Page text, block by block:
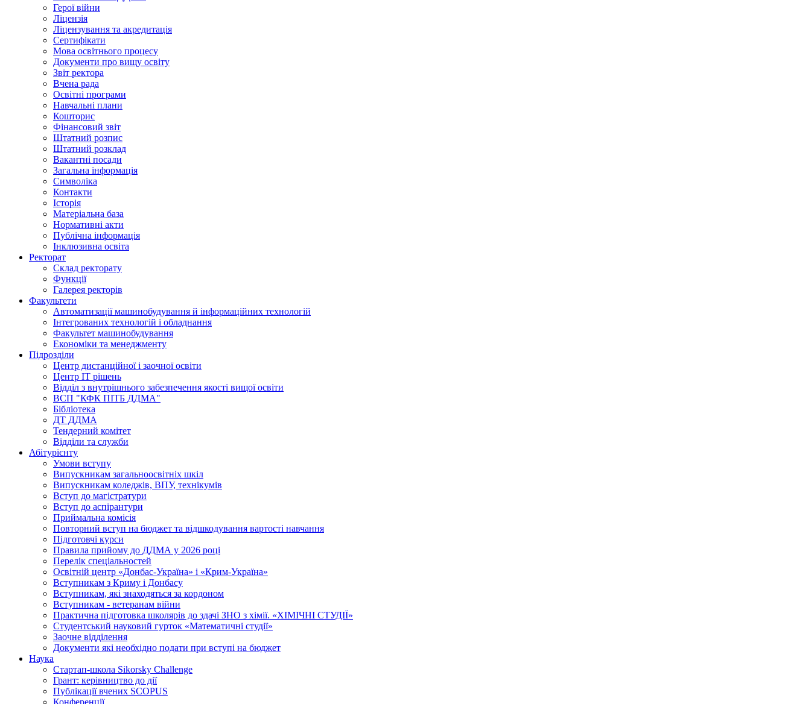
Герої війни
Ліцензія
Ліцензування та акредитація
Сертифікати
Мова освітнього процесу
Документи про вищу освіту
Звіт ректора
Вчена рада
Освітні програми
Навчальні плани
Кошторис
Фінансовий звіт
Штатний розпис
Штатний розклад
Вакантні посади
Загальна інформація
Символіка
Контакти
Історія
Матеріальна база
Нормативні акти
Публічна інформація
Інклюзивна освіта
Ректорат
Склад ректорату
Функції
Галерея ректорів
Факультети
Автоматизації машинобудування й інформаційних технологій
Інтегрованих технологій і обладнання
Факультет машинобудування
Економіки та менеджменту
Підрозділи
Центр дистанційної і заочної освіти
Центр ІТ рішень
Відділ з внутрішнього забезпечення якості вищої освіти
ВСП "КФК ПІТБ ДДМА"
Бібліотека
ДТ ДДМА
Тендерний комітет
Відділи та служби
Абітурієнту
Умови вступу
Випускникам загальноосвітніх шкіл
Випускникам коледжів, ВПУ, технікумів
Вступ до магістратури
Вступ до аспірантури
Приймальна комісія
Повторний вступ на бюджет та відшкодування вартості навчання
Підготовчі курси
Правила прийому до ДДМА у 2026 році
Перелік спеціальностей
Освітній центр «Донбас-Україна» і «Крим-Україна»
Вступникам з Криму і Донбасу
Вступникам, які знаходяться за кордоном
Вступникам - ветеранам війни
Практична підготовка школярів до здачі ЗНО з хімії. «ХІМІЧНІ СТУДІЇ»
Студентський науковий гурток «Математичні студії»
Заочне відділення
Документи які необхідно подати при вступі на бюджет
Наука
Стартап-школа Sikorsky Challenge
Грант: керівництво до дії
Публікації вчених SCOPUS
Конференції